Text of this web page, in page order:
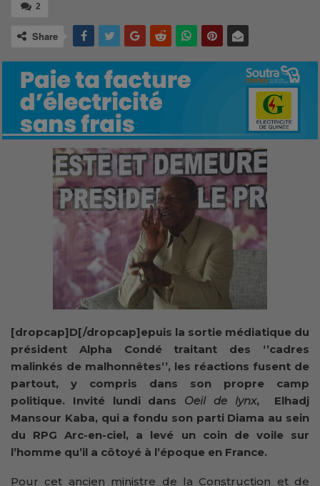
2
Share
[dropcap]D[/dropcap]epuis la sortie médiatique du
président Alpha Condé traitant des ‘’cadres
malinkés de malhonnêtes’’, les réactions fusent de
partout, y compris dans son propre camp
politique. Invité lundi dans Oeil de lynx, Elhadj
Mansour Kaba, qui a fondu son parti Diama au sein
du RPG Arc-en-ciel, a levé un coin de voile sur
l’homme qu’il a côtoyé à l’époque en France.
Pour cet ancien ministre de la Construction et de